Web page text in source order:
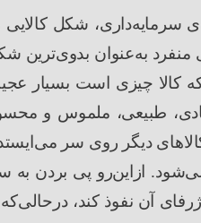
ی سرمایهداری، شکل
منفرد بهعنوان بدویترین
کالا چیزی است بسیار
طبیعی، ملموس و
کالاهای دیگر روی سر می
شود. ازاینرو پی بردن به
آن نفوذ کند، درحالی